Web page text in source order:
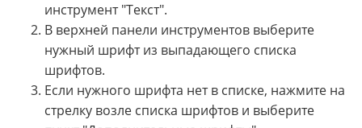
инструмент "Текст".
В верхней панели инструментов выберите
нужный шрифт из выпадающего списка
шрифтов.
Если нужного шрифта нет в списке, нажмите на
стрелку возле списка шрифтов и выберите